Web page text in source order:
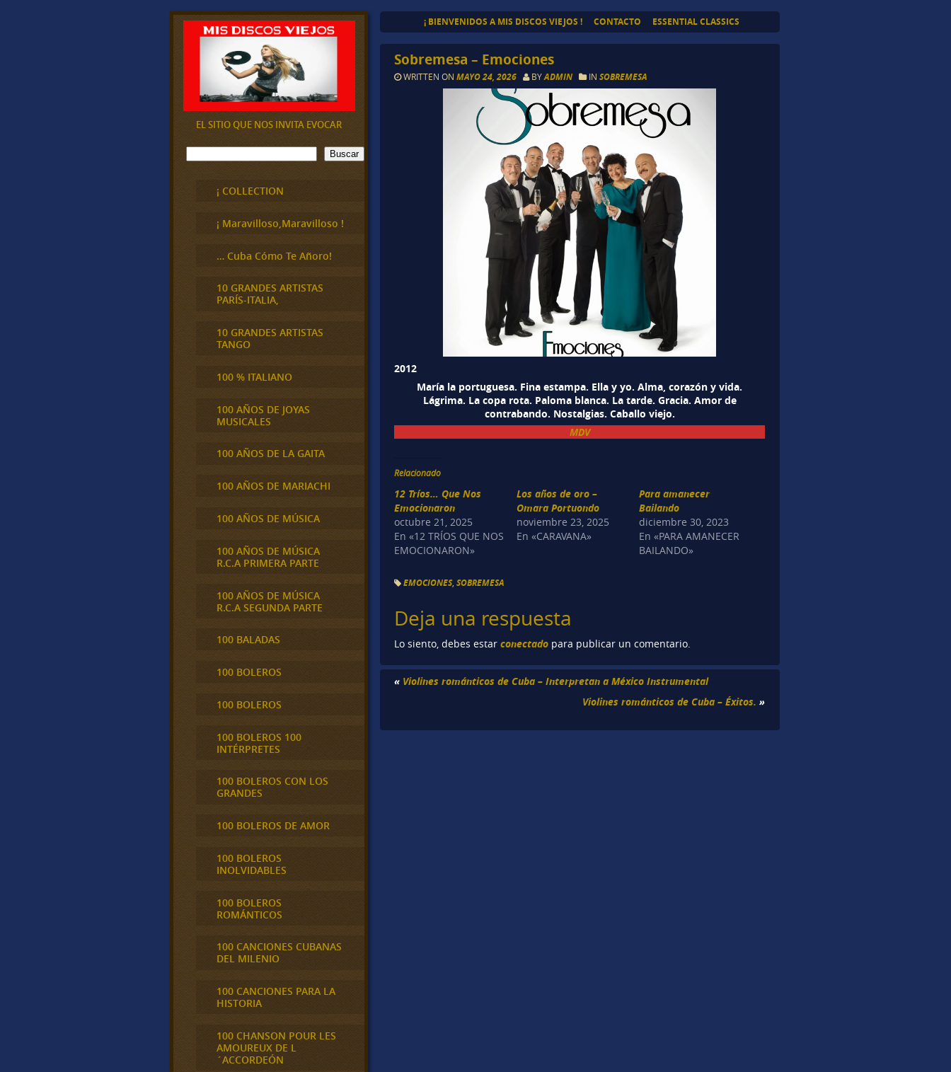
¡ BIENVENIDOS A MIS DISCOS VIEJOS ! CONTACTO ESSENTIAL CLASSICS
Sobremesa – Emociones
WRITTEN ONMAYO 24, 2026 BYADMIN INSOBREMESA
2012
María la portuguesa. Fina estampa. Ella y yo. Alma, corazón y vida.
Lágrima. La copa rota. Paloma blanca. La tarde. Gracia. Amor de
contrabando. Nostalgias. Caballo viejo.
MDV
Relacionado
12 Tríos… Que Nos
Emocionaron
octubre 21, 2025
En «12 TRÍOS QUE NOS
EMOCIONARON»
Los años de oro –
Omara Portuondo
noviembre 23, 2025
En «CARAVANA»
Para amanecer
Bailando
diciembre 30, 2023
En «PARA AMANECER
BAILANDO»
EMOCIONES,SOBREMESA
Deja una respuesta
Lo siento, debes estarconectado para publicar un comentario.
« Violines románticos de Cuba – Interpretan a México Instrumental
Violines románticos de Cuba – Éxitos. »
EL SITIO QUE NOS INVITA EVOCAR
B
u
Buscar
¡ COLLECTION
¡ Maravilloso,Maravilloso !
… Cuba Cómo Te Añoro!
10 GRANDES ARTISTAS
PARÍS-ITALIA,
10 GRANDES ARTISTAS
TANGO
100 % ITALIANO
100 AÑOS DE JOYAS
MUSICALES
100 AÑOS DE LA GAITA
100 AÑOS DE MARIACHI
100 AÑOS DE MÚSICA
100 AÑOS DE MÚSICA
R.C.A PRIMERA PARTE
100 AÑOS DE MÚSICA
R.C.A SEGUNDA PARTE
100 BALADAS
100 BOLEROS
100 BOLEROS
100 BOLEROS 100
INTÉRPRETES
100 BOLEROS CON LOS
GRANDES
100 BOLEROS DE AMOR
100 BOLEROS
INOLVIDABLES
100 BOLEROS
ROMÁNTICOS
100 CANCIONES CUBANAS
DEL MILENIO
100 CANCIONES PARA LA
HISTORIA
100 CHANSON POUR LES
AMOUREUX DE L
´ACCORDEÓN